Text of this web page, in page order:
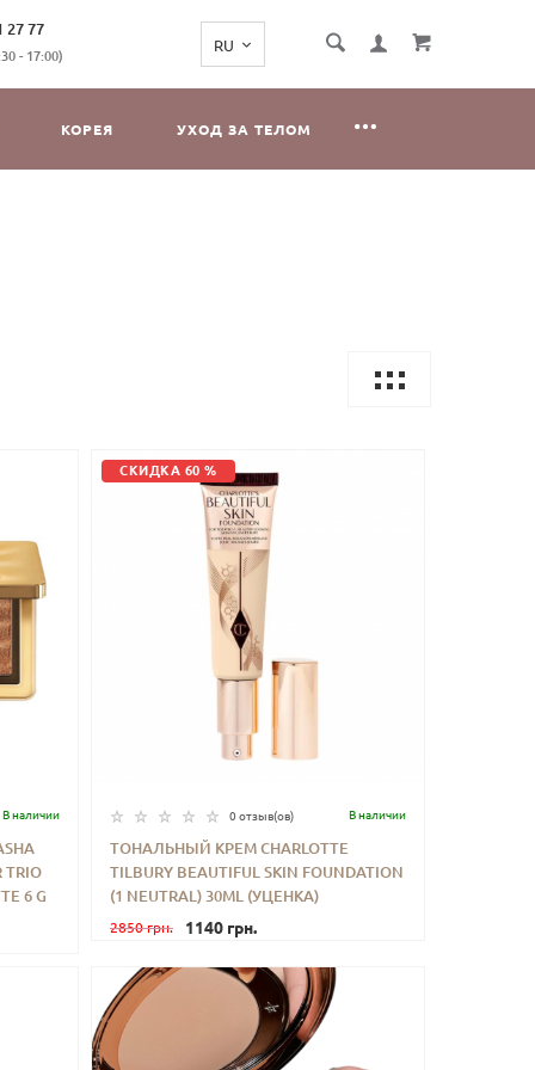
27 77
- 17:00)
КОРЕЯ УХОД ЗА ТЕЛОМ
В наличии
TRIO
6 G
СКИДКА 60 %
0 отзыв(ов) В наличии
ТОНАЛЬНЫЙ КРЕМ CHARLOTTE
TILBURY BEAUTIFUL SKIN FOUNDATION
(1 NEUTRAL) 30ML (УЦЕНКА)
2850 грн. 1140 грн.
- + КУПИТЬ